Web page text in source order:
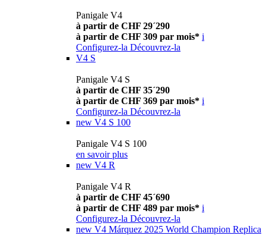
Panigale V4
à partir de CHF 29´290
à partir de CHF 309 par mois* i
Configurez-la Découvrez-la
V4 S
Panigale V4 S
à partir de CHF 35´290
à partir de CHF 369 par mois* i
Configurez-la Découvrez-la
new V4 S 100
Panigale V4 S 100
en savoir plus
new V4 R
Panigale V4 R
à partir de CHF 45´690
à partir de CHF 489 par mois* i
Configurez-la Découvrez-la
new V4 Márquez 2025 World Champion Replica